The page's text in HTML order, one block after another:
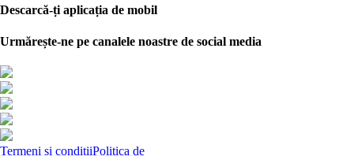
Descarcă-ți aplicația de mobil
Urmărește-ne pe canalele noastre de social media
Termeni și condițiiPolitica de